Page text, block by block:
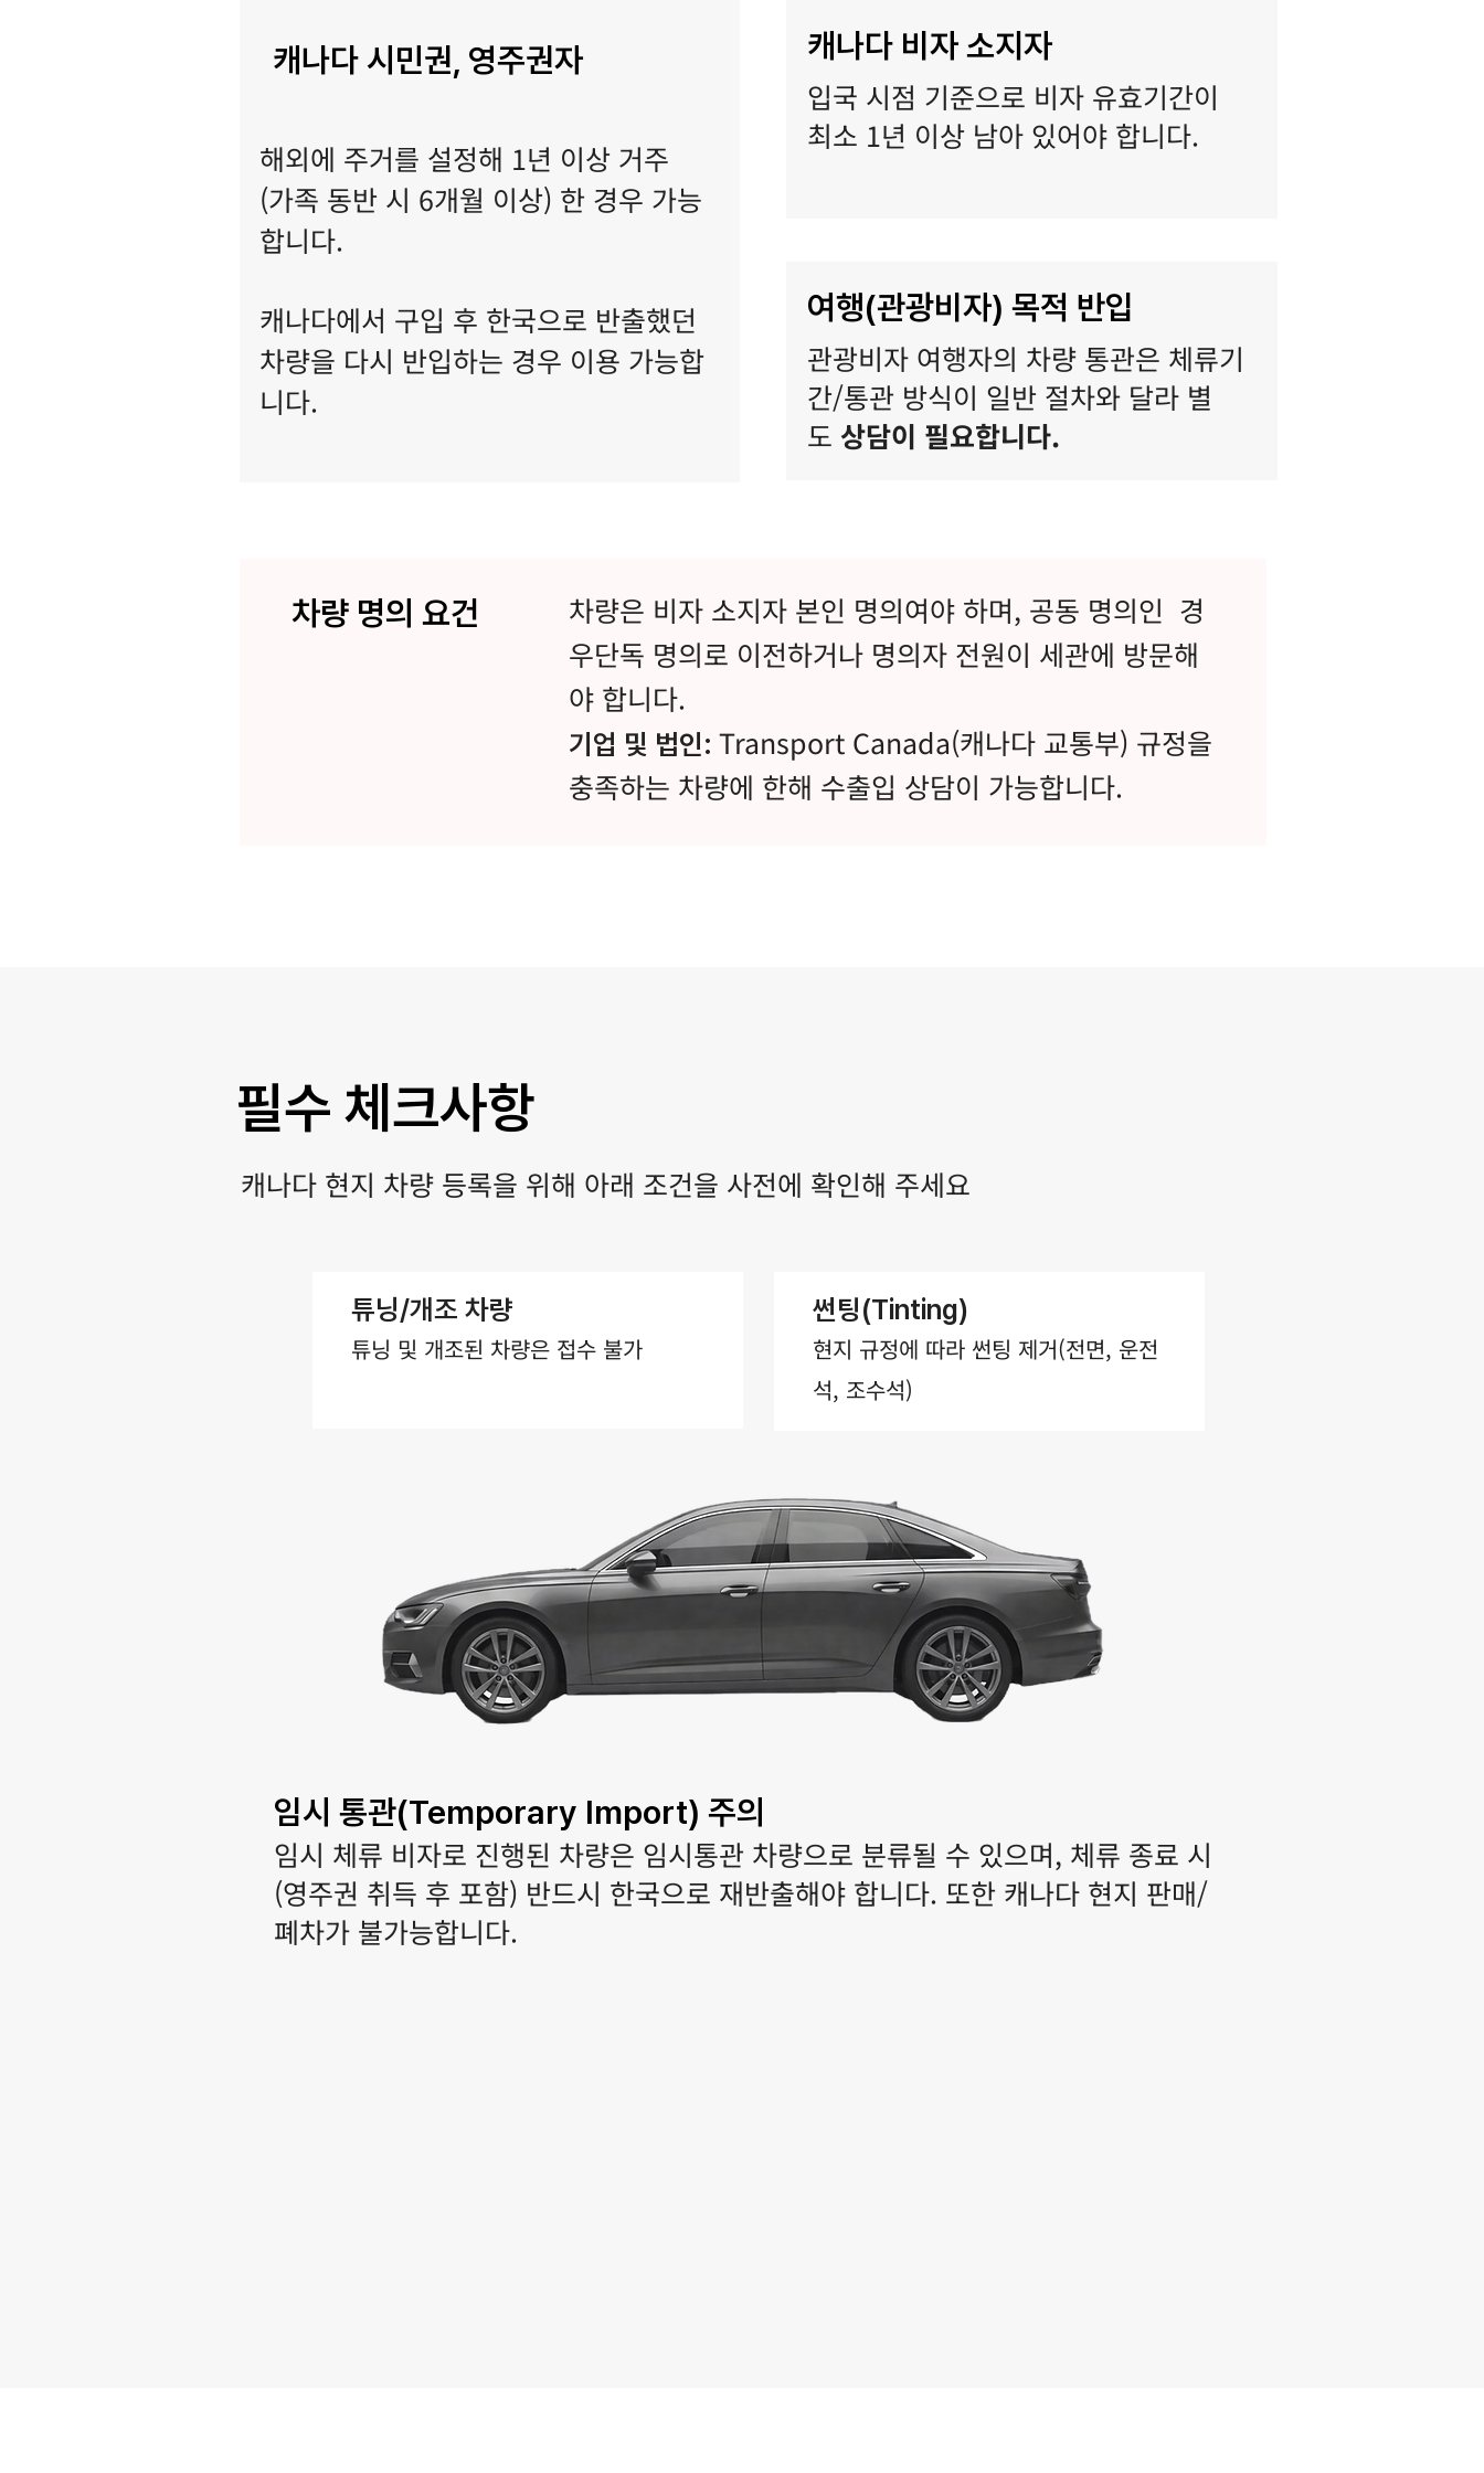
캐나다 시민권, 영주권자
해외에 주거를 설정해 1년 이상 거주
(가족 동반 시 6개월 이상) 한 경우 가능
합니다.
​​캐나다에서 구입 후 한국으로 반출했던
차량을 다시 반입하는 경우 이용 가능합
니다.
캐나다 비자 소지자
입국 시점 기준으로 비자 유효기간이
최소 1년 이상 남아 있어야 합니다.
여행(관광비자) 목적 반입
관광비자 여행자의 차량 통관은 체류기
간/통관 방식이 일반 절차와 달라 별
도 상담이 필요합니다.
차량 명의 요건
​차량은 비자 소지자 본인 명의여야 하며, 공동 명의인 경
우단독 명의로 이전하거나 명의자 전원이 세관에 방문해
야 합니다.
기업 및 법인: Transport Canada(캐나다 교통부) 규정을
충족하는 차량에 한해 수출입 상담이 가능합니다.
필수 체크사항
캐나다 현지 차량 등록을 위해 아래 조건을 사전에 확인해 주세요
​튜닝/개조 차량
튜닝 및 개조된 차량은 접수 불가​
썬팅(Tinting)
현지 규정에 따라 썬팅 제거(전면, 운전
석, 조수석)
임시 통관(Temporary Import) 주의
임시 체류 비자로 진행된 차량은 임시통관 차량으로 분류될 수 있으며, 체류 종료 시
(영주권 취득 후 포함) 반드시 한국으로 재반출해야 합니다. 또한 캐나다 현지 판매/
폐차가 불가능합니다.